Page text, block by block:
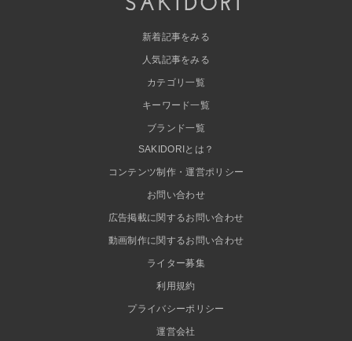
新着記事をみる
人気記事をみる
カテゴリ一覧
キーワード一覧
ブランド一覧
SAKIDORIとは？
コンテンツ制作・運営ポリシー
お問い合わせ
広告掲載に関するお問い合わせ
動画制作に関するお問い合わせ
ライター募集
利用規約
プライバシーポリシー
運営会社